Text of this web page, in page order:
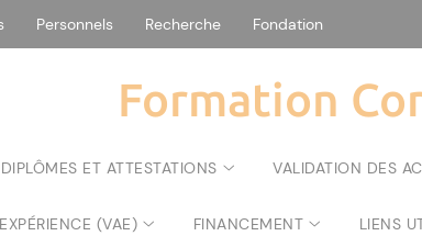
Personnels Recherche Fondation
Formation
DIPLÔMES ET ATTESTATIONS VALIDATION DES
(VAE) FINANCEMENT LIENS